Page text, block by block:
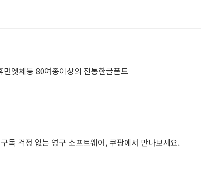
옛체등 80여종이상의 전통한글폰트
독 걱정 없는 영구 소프트웨어, 쿠팡에서 만나보세요.